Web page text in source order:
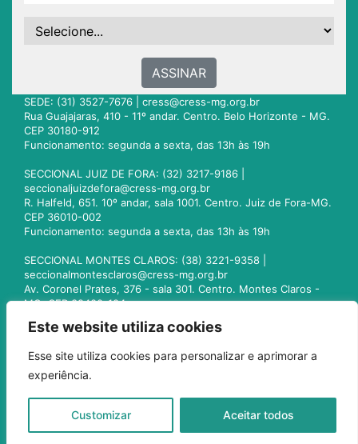
Este website utiliza cookies
Esse site utiliza cookies para personalizar e aprimorar a
experiência.
Customizar Aceitar todos
ASSINAR
SEDE: (31) 3527-7676 | cress@cress-mg.org.br
Rua Guajajaras, 410 - 11º andar. Centro. Belo Horizonte - MG.
CEP 30180-912
Funcionamento: segunda a sexta, das 13h às 19h
SECCIONAL JUIZ DE FORA: (32) 3217-9186 |
seccionaljuizdefora@cress-mg.org.br
R. Halfeld, 651. 10º andar, sala 1001. Centro. Juiz de Fora-MG.
CEP 36010-002
Funcionamento: segunda a sexta, das 13h às 19h
SECCIONAL MONTES CLAROS: (38) 3221-9358 |
seccionalmontesclaros@cress-mg.org.br
Av. Coronel Prates, 376 - sala 301. Centro. Montes Claros -
MG. CEP 39400-104
seccionaluberlandia@cress-mg.org.br
Av. Afonso Pena, 547 - sala 101. Uberlândia - MG. CEP